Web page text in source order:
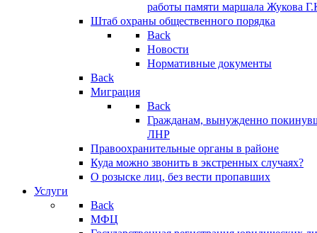
работы памяти маршала Жукова
Штаб охраны общественного порядка
Back
Новости
Нормативные документы
Back
Миграция
Back
Гражданам, вынужденно
ЛНР
Правоохранительные органы в районе
Куда можно звонить в экстренных случаях?
О розыске лиц, без вести пропавших
Услуги
Back
МФЦ